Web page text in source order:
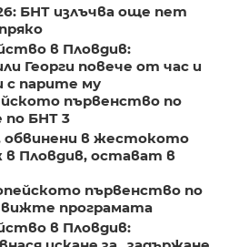
БНТ излъчва още пет
в Пловдив:
Георги повече от час и
с парите му
първенство по
по БНТ 3
в жестокото
Пловдив, остават в
първенство по
програмата
в Пловдив: